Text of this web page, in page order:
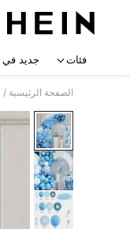
فئات جديد في
الصفحة الرئيسية /